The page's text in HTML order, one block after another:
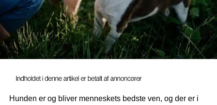
Hunden er og bliver menneskets bedste ven, og der er i